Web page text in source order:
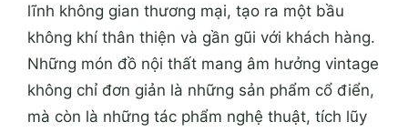
lĩnh không gian thương mại, tạo ra một bầu
không khí thân thiện và gần gũi với khách hàng.
Những món đồ nội thất mang âm hưởng vintage
không chỉ đơn giản là những sản phẩm cổ điển,
mà còn là những tác phẩm nghệ thuật, tích lũy